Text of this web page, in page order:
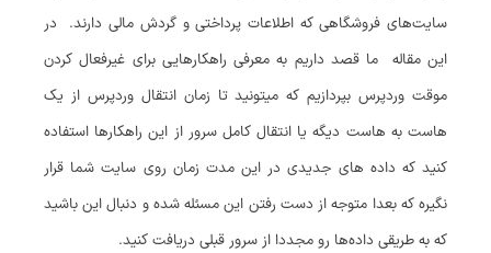
سایت‌های فروشگاهی که اطلاعات پرداختی و گردش مالی دارند. در
این مقاله ما قصد داریم به معرفی راهکارهایی برای غیرفعال کردن
موقت وردپرس بپردازیم که میتونید تا زمان انتقال وردپرس از یک
هاست به هاست دیگه یا انتقال کامل سرور از این راهکارها استفاده
کنید که داده های جدیدی در این مدت زمان روی سایت شما قرار
نگیره که بعدا متوجه از دست رفتن این مسئله شده و دنبال این باشید
که به طریقی داده‌ها رو مجددا از سرور قبلی دریافت کنید.